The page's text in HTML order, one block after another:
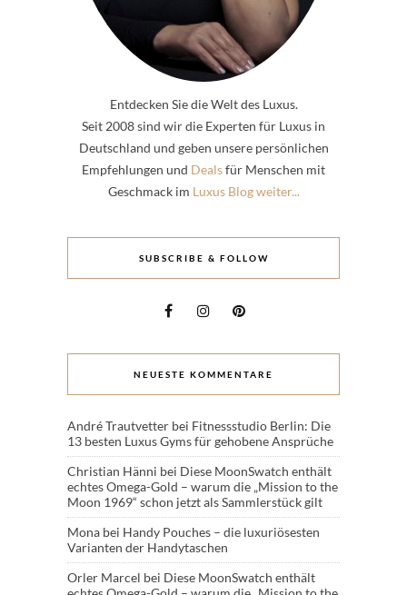
Entdecken Sie die Welt des Luxus.
Seit 2008 sind wir die Experten für Luxus in
Deutschland und geben unsere persönlichen
Empfehlungen und Dealsfür Menschen mit
Geschmack im Luxus Blog weiter...
SUBSCRIBE & FOLLOW
NEUESTE KOMMENTARE
André Trautvetter bei Fitnessstudio Berlin: Die
13 besten Luxus Gyms für gehobene Ansprüche
Christian Hänni bei Diese MoonSwatch enthält
echtes Omega-Gold – warum die „Mission to the
Moon 1969“ schon jetzt als Sammlerstück gilt
Mona bei Handy Pouches – die luxuriösesten
Varianten der Handytaschen
Orler Marcel bei Diese MoonSwatch enthält